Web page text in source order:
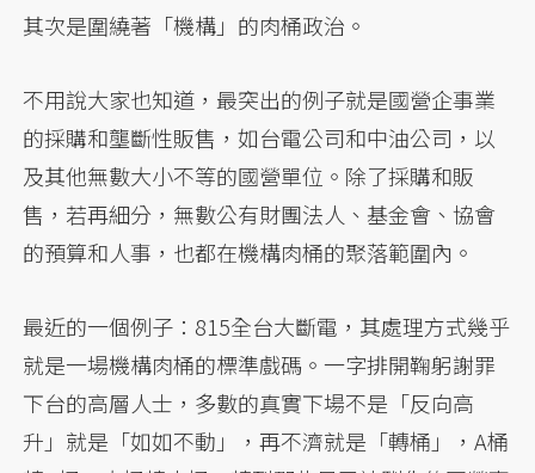
其次是圍繞著「機構」的肉桶政治。
不用說大家也知道，最突出的例子就是國營企事業
的採購和壟斷性販售，如台電公司和中油公司，以
及其他無數大小不等的國營單位。除了採購和販
售，若再細分，無數公有財團法人、基金會、協會
的預算和人事，也都在機構肉桶的聚落範圍內。
最近的一個例子：815全台大斷電，其處理方式幾乎
就是一場機構肉桶的標準戲碼。一字排開鞠躬謝罪
下台的高層人士，多數的真實下場不是「反向高
升」就是「如如不動」，再不濟就是「轉桶」，A桶